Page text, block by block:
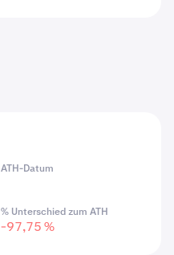
ATH-Datum
% Unterschied zum ATH
-97,75 %